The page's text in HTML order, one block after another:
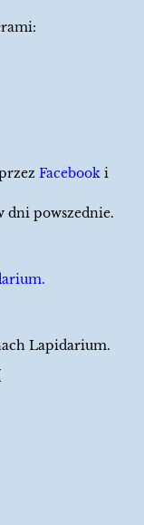
Facebook i
dni powszednie.
Lapidarium.